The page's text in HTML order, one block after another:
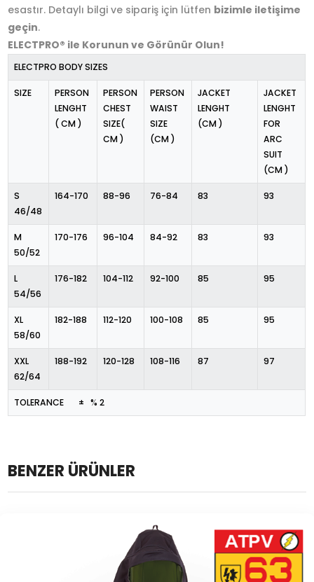
esastır. Detaylı bilgi ve sipariş için lütfen bizimle iletişime
geçin.
ELECTPRO® ile Korunun ve Görünür Olun!
ELECTPRO BODY SIZES
SIZE
PERSON
LENGHT
( CM )
PERSON
CHEST
SIZE(
CM )
PERSON
WAIST
SIZE
(CM )
JACKET
LENGHT
(CM )
JACKET
LENGHT
FOR
ARC
SUIT
(CM )
S
46/48
164-170 88-96 76-84 83 93
M
50/52
170-176 96-104 84-92 83 93
L
54/56
176-182 104-112 92-100 85 95
XL
58/60
182-188 112-120 100-108 85 95
XXL
62/64
188-192 120-128 108-116 87 97
TOLERANCE ± % 2
BENZER ÜRÜNLER